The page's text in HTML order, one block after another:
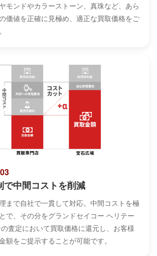
モンドやカラーストーン、真珠など、あら
価値を正確に見極め、適正な買取価格をご
で中間コストを削減
まで自社で一貫して対応。中間コストを極
で、その分をグランドセイコー ヘリテー
査定において買取価格に還元し、お客様
額をご提示することが可能です。